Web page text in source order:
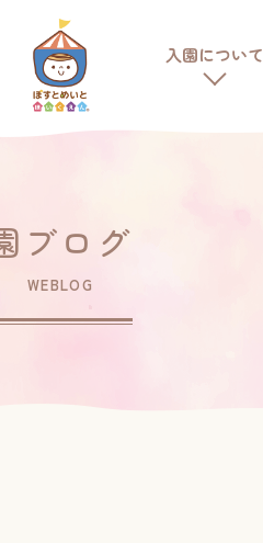
入園について
ブログ
WEBLOG
トップページ
トメイト保育園について
お知らせ